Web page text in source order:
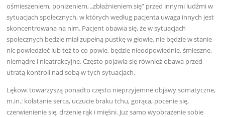
ośmieszeniem, poniżeniem, „zbłaźnieniem się” przed innymi ludźmi w
sytuacjach społecznych, w których według pacjenta uwaga innych jest
skoncentrowana na nim. Pacjent obawia się, że w sytuacjach
społecznych będzie miał zupełną pustkę w głowie, nie będzie w stanie
nic powiedzieć lub też to co powie, będzie nieodpowiednie, śmieszne,
niemądre i nieatrakcyjne. Często pojawia się również obawa przed
utratą kontroli nad sobą w tych sytuacjach.
Lękowi towarzyszą ponadto często nieprzyjemne objawy somatyczne,
m.in.: kołatanie serca, uczucie braku tchu, gorąca, pocenie się,
czerwienienie się, drżenie rąk i mięśni. Już samo wyobrażenie sobie